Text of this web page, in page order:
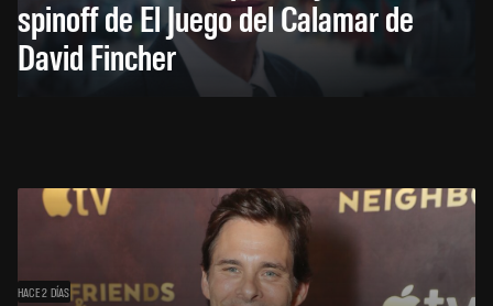
spinoff de El Juego del Calamar de
David Fincher
HACE 2 DÍAS